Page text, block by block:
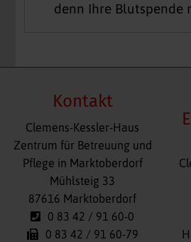
denn Ihre Blutspende
Kontakt
Clemens-Kessler-Haus
Zentrum für Betreuung und
Pflege in Marktoberdorf
Mühlsteig 33
87616 Marktoberdorf
0 83 42 / 91 60-0
0 83 42 / 91 60-79